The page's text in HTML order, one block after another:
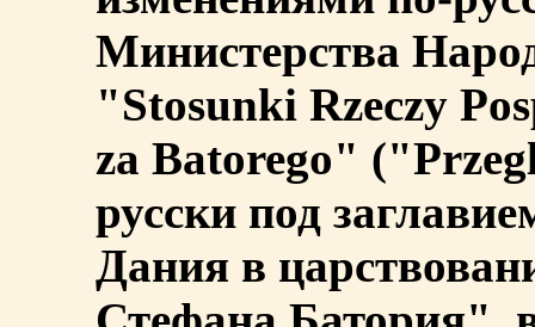
Министерства
"Stosunki Rzeczy
za Batorego"
русски под
Дания в